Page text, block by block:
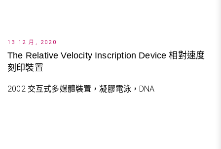
13 12 月, 2020
The Relative Velocity Inscription Device 相對速度
刻印裝置
2002 交互式多媒體裝置，凝膠電泳，DNA